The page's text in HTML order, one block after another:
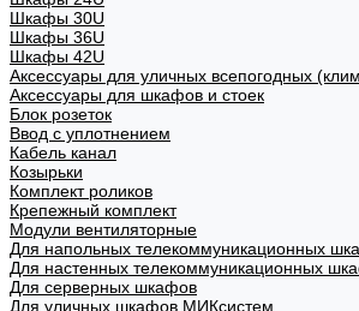
Шкафы 30U
Шкафы 36U
Шкафы 42U
Аксессуары для уличных всепогодных
Аксессуары для шкафов и стоек
Блок розеток
Ввод с уплотнением
Кабель канал
Козырьки
Комплект роликов
Крепежный комплект
Модули вентиляторные
Для напольных телекоммуникационных
Для настенных телекоммуникационных
Для серверных шкафов
Для уличных шкафов МИКсистем